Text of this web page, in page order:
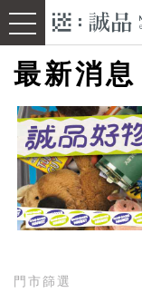
最新消息
門市篩選